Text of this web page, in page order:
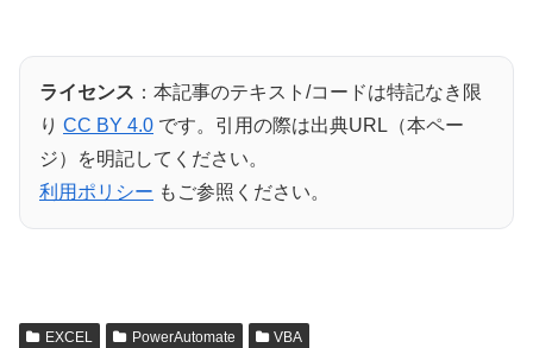
ライセンス ：本記事のテキスト/コードは特記なき限
り CC BY 4.0 です。引用の際は出典URL（本ペー
ジ）を明記してください。
利用ポリシー もご参照ください。
EXCEL PowerAutomate VBA